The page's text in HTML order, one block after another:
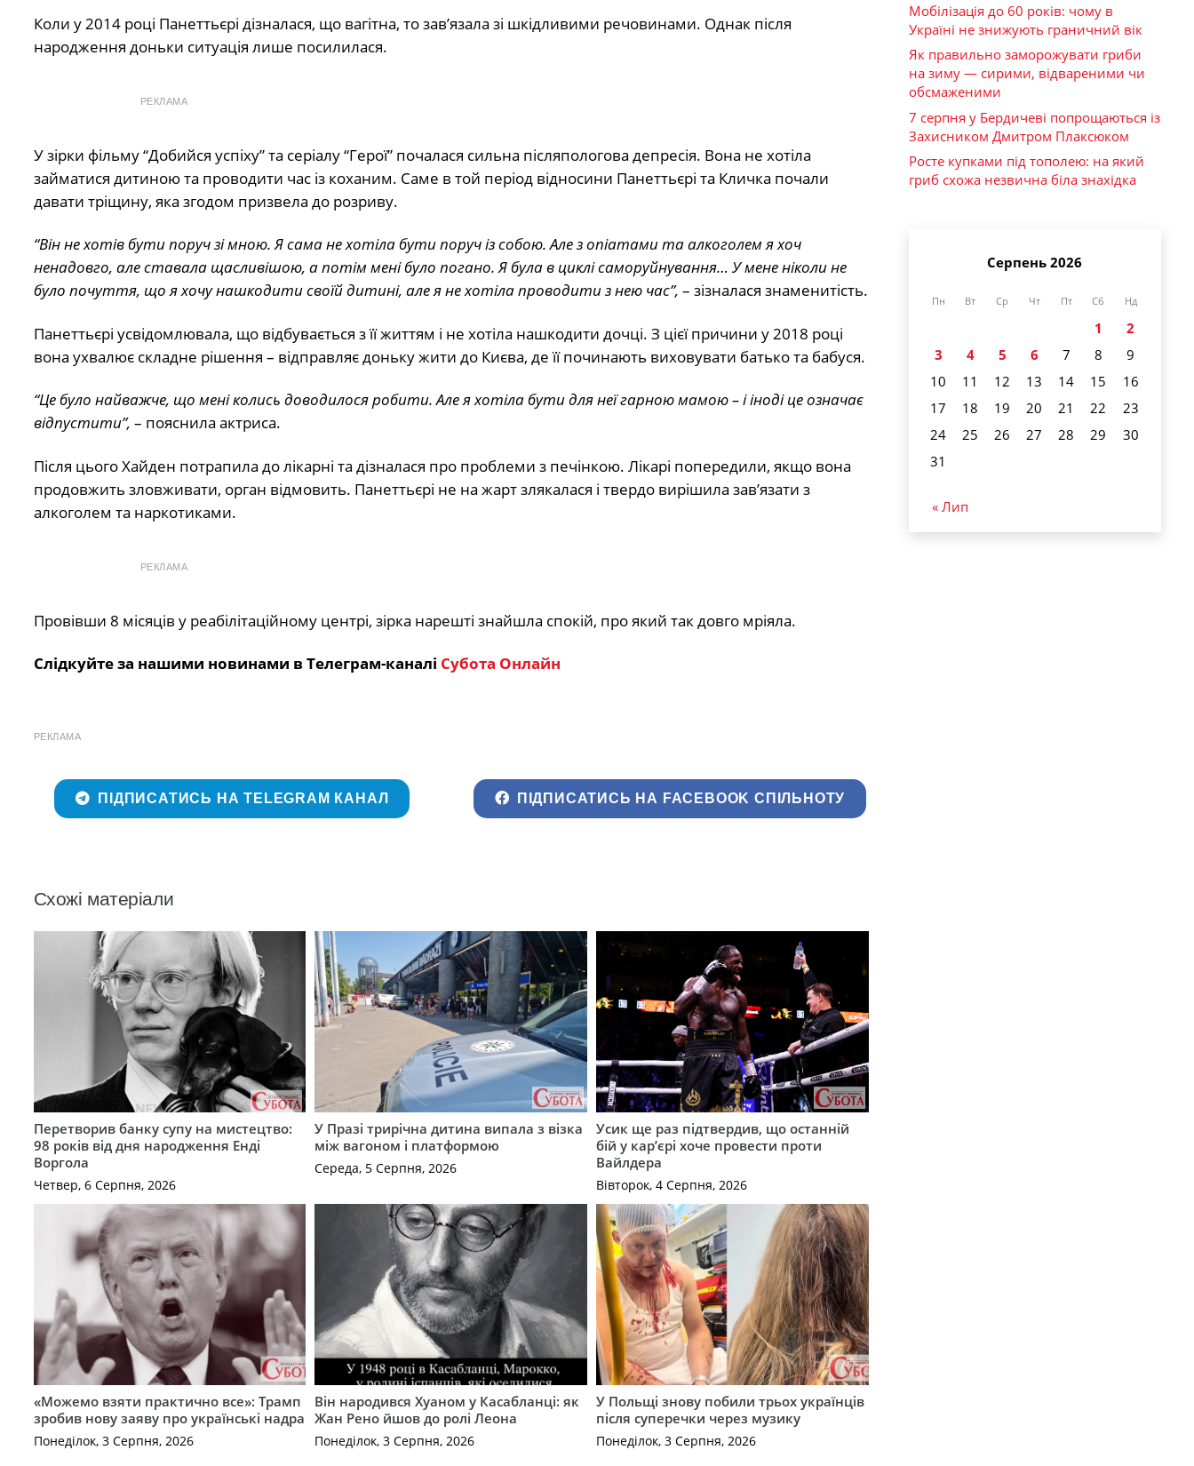
Коли у 2014 році Панеттьєрі дізналася, що вагітна, то зав’язала зі шкідливими речовинами. Однак після
народження доньки ситуація лише посилилася.
РЕКЛАМА
У зірки фільму “Добийся успіху” та серіалу “Герої” почалася сильна післяпологова депресія. Вона не хотіла
займатися дитиною та проводити час із коханим. Саме в той період відносини Панеттьєрі та Кличка почали
давати тріщину, яка згодом призвела до розриву.
“Він не хотів бути поруч зі мною. Я сама не хотіла бути поруч із собою. Але з опіатами та алкоголем я хоч
ненадовго, але ставала щасливішою, а потім мені було погано. Я була в циклі саморуйнування… У мене ніколи не
було почуття, що я хочу нашкодити своїй дитині, але я не хотіла проводити з нею час”, – зізналася знаменитість.
Панеттьєрі усвідомлювала, що відбувається з її життям і не хотіла нашкодити дочці. З цієї причини у 2018 році
вона ухвалює складне рішення – відправляє доньку жити до Києва, де її починають виховувати батько та бабуся.
“Це було найважче, що мені колись доводилося робити. Але я хотіла бути для неї гарною мамою – і іноді це означає
відпустити”, – пояснила актриса.
Після цього Хайден потрапила до лікарні та дізналася про проблеми з печінкою. Лікарі попередили, якщо вона
продовжить зловживати, орган відмовить. Панеттьєрі не на жарт злякалася і твердо вирішила зав’язати з
алкоголем та наркотиками.
РЕКЛАМА
Провівши 8 місяців у реабілітаційному центрі, зірка нарешті знайшла спокій, про який так довго мріяла.
Слідкуйте за нашими новинами в Телеграм-каналі Субота Онлайн
РЕКЛАМА
ПІДПИСАТИСЬ НА TELEGRAM КАНАЛ ПІДПИСАТИСЬ НА FACEBOOK СПІЛЬНОТУ
Схожі матеріали
Перетворив банку супу на мистецтво:
98 років від дня народження Енді
Воргола
Четвер, 6 Серпня, 2026
У Празі трирічна дитина випала з візка
між вагоном і платформою
Середа, 5 Серпня, 2026
Усик ще раз підтвердив, що останній
бій у кар’єрі хоче провести проти
Вайлдера
Вівторок, 4 Серпня, 2026
«Можемо взяти практично все»: Трамп
зробив нову заяву про українські надра
Понеділок, 3 Серпня, 2026
Він народився Хуаном у Касабланці: як
Жан Рено йшов до ролі Леона
Понеділок, 3 Серпня, 2026
У Польщі знову побили трьох українців
після суперечки через музику
Понеділок, 3 Серпня, 2026
Мобілізація до 60 років: чому в
Україні не знижують граничний вік
Як правильно заморожувати гриби
на зиму — сирими, відвареними чи
обсмаженими
7 серпня у Бердичеві попрощаються із
Захисником Дмитром Плаксюком
Росте купками під тополею: на який
гриб схожа незвична біла знахідка
Серпень 2026
Пн Вт Ср Чт Пт Сб Нд
1
2
3
4 5 6 7 8
9
10
11 12 13 14 15
16
17
18 19 20 21 22
23
24
25 26 27 28 29
30
31
« Лип